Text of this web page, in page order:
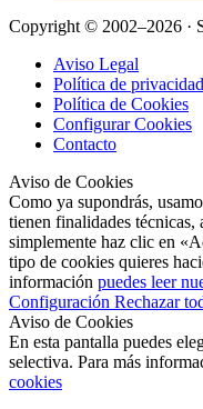
Copyright © 2002–2026 ·
Aviso Legal
Política de privacidad
Política de Cookies
Configurar Cookies
Contacto
Aviso de Cookies
Como ya supondrás,
tienen finalidades
simplemente haz clic en
tipo de cookies quieres
información puedes leer
Configuración Rechazar
Aviso de Cookies
En esta pantalla puedes
selectiva. Para más
cookies